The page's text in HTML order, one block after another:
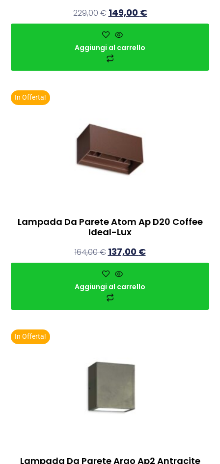
229,00€ 149,00 €
Aggiungi al carrello
In Offerta!
Lampada Da Parete Atom Ap D20 Coffee
Ideal-Lux
164,00€ 137,00 €
Aggiungi al carrello
In Offerta!
Lampada Da Parete Argo Ap2 Antracite